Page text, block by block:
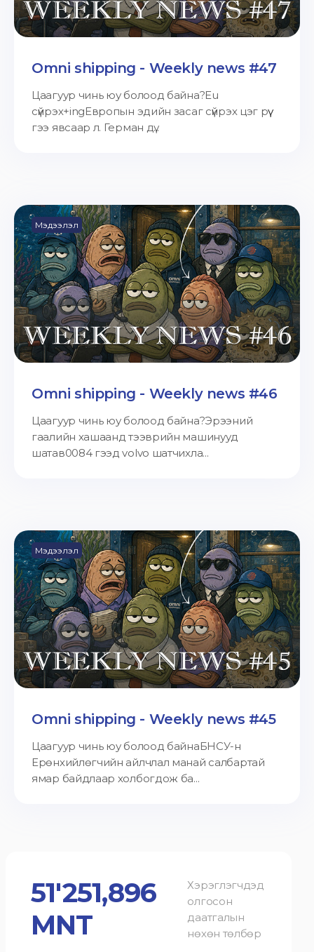
Omni shipping - Weekly news #47
Цаагуур чинь юу болоод байна?Eu
сүйрэх+ingЕвропын эдийн засаг сүйрэх цэг рүү
гээ явсаар л. Герман дү...
Мэдээлэл
Omni shipping - Weekly news #46
Цаагуур чинь юу болоод байна?Эрээний
гаалийн хашаанд тээврийн машинууд
шатав0084 гээд volvo шатчихла...
Мэдээлэл
Omni shipping - Weekly news #45
Цаагуур чинь юу болоод байнаБНСУ-н
Ерөнхийлөгчийн айлчлал манай салбартай
ямар байдлаар холбогдож ба...
51'251,896
MNT
Хэрэглэгчдэд
олгосон
даатгалын
нөхөн төлбөр